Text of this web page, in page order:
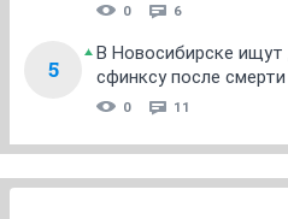
0 6
5
В Новосибирске ищут
сфинксу после
0 11